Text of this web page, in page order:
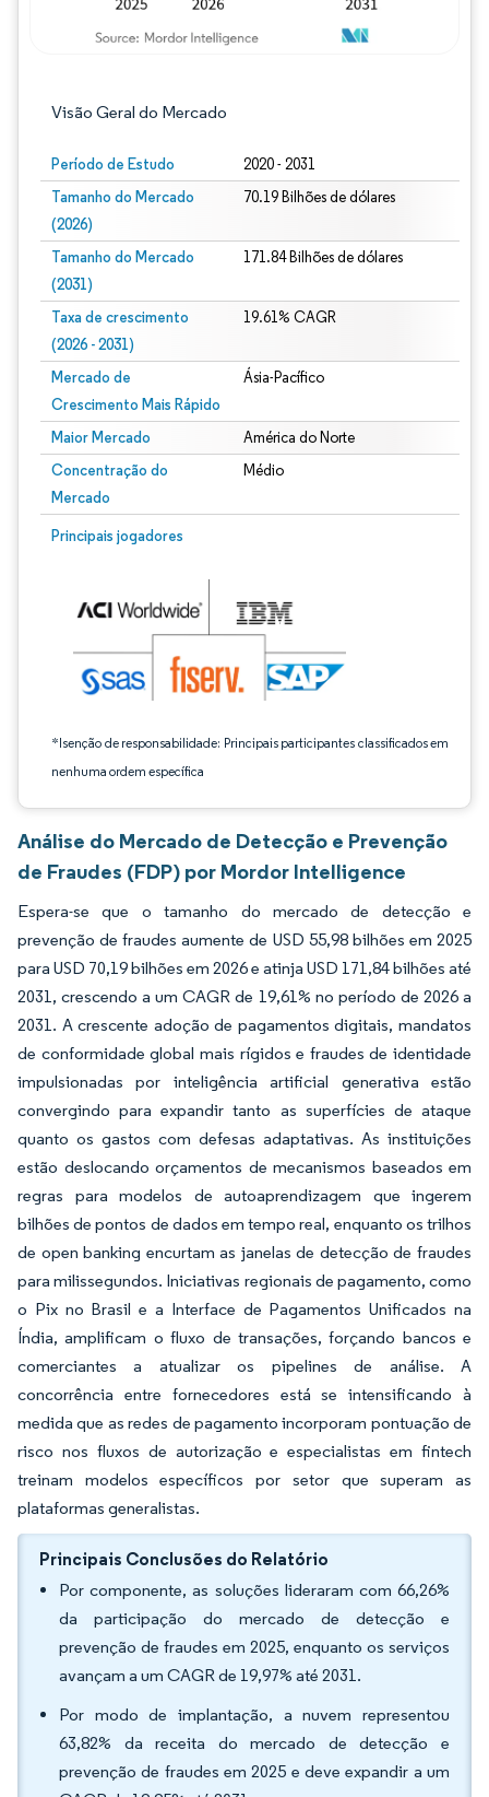
Visão Geral do Mercado
Período de Estudo 2020 - 2031
Tamanho do Mercado
(2026)
70.19 Bilhões de dólares
Tamanho do Mercado
(2031)
171.84 Bilhões de dólares
Taxa de crescimento
(2026 - 2031)
19.61% CAGR
Mercado de
Crescimento Mais Rápido
Ásia-Pacífico
Maior Mercado América do Norte
Concentração do
Mercado
Médio
Principais jogadores
*Isenção de responsabilidade: Principais participantes classificados em
nenhuma ordem específica
Imagem © Mordor Intelligence. O reuso requer atribuição conforme CC BY 4.0.
Análise do Mercado de Detecção e Prevenção
de Fraudes (FDP) por Mordor Intelligence
Espera-se que o tamanho do mercado de detecção e
prevenção de fraudes aumente de USD 55,98 bilhões em 2025
para USD 70,19 bilhões em 2026 e atinja USD 171,84 bilhões até
2031, crescendo a um CAGR de 19,61% no período de 2026 a
2031. A crescente adoção de pagamentos digitais, mandatos
de conformidade global mais rígidos e fraudes de identidade
impulsionadas por inteligência artificial generativa estão
convergindo para expandir tanto as superfícies de ataque
quanto os gastos com defesas adaptativas. As instituições
estão deslocando orçamentos de mecanismos baseados em
regras para modelos de autoaprendizagem que ingerem
bilhões de pontos de dados em tempo real, enquanto os trilhos
de open banking encurtam as janelas de detecção de fraudes
para milissegundos. Iniciativas regionais de pagamento, como
o Pix no Brasil e a Interface de Pagamentos Unificados na
Índia, amplificam o fluxo de transações, forçando bancos e
comerciantes a atualizar os pipelines de análise. A
concorrência entre fornecedores está se intensificando à
medida que as redes de pagamento incorporam pontuação de
risco nos fluxos de autorização e especialistas em fintech
treinam modelos específicos por setor que superam as
plataformas generalistas.
Principais Conclusões do Relatório
Por componente, as soluções lideraram com 66,26%
da participação do mercado de detecção e
prevenção de fraudes em 2025, enquanto os serviços
avançam a um CAGR de 19,97% até 2031.
Por modo de implantação, a nuvem representou
63,82% da receita do mercado de detecção e
prevenção de fraudes em 2025 e deve expandir a um